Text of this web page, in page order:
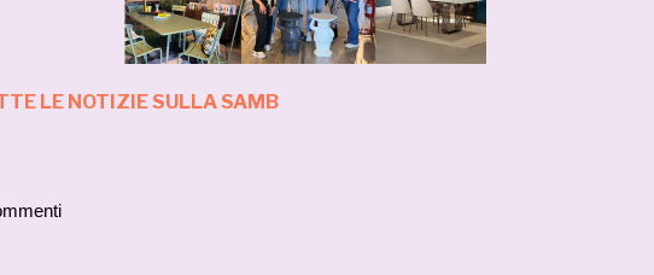
LE NOTIZIE SULLA SAMB